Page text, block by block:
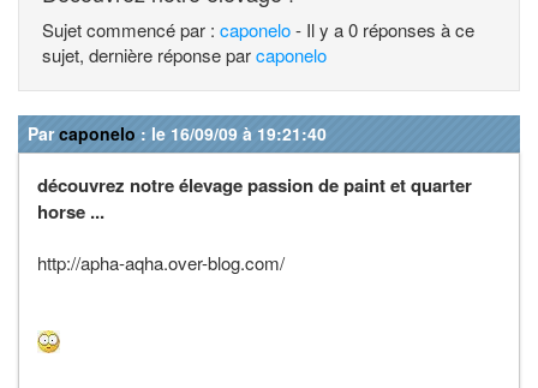
Sujet commencé par : caponelo- Il y a 0 réponses à ce
sujet, dernière réponse parcaponelo
Parcaponelo : le 16/09/09 à 19:21:40
découvrez notre élevage passion de paint et quarter
horse ...
http://apha-aqha.over-blog.com/